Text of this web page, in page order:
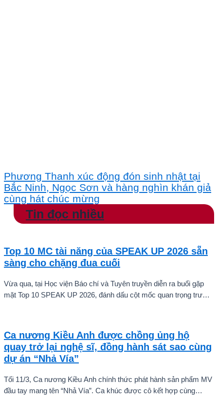
Phương Thanh xúc động đón sinh nhật tại
Bắc Ninh, Ngọc Sơn và hàng nghìn khán giả
cùng hát chúc mừng
Tin đọc nhiều
Top 10 MC tài năng của SPEAK UP 2026 sẵn
sàng cho chặng đua cuối
Vừa qua, tại Học viện Báo chí và Tuyên truyền diễn ra buổi gặp
mặt Top 10 SPEAK UP 2026, đánh dấu cột mốc quan trọng trước
Ca nương Kiều Anh được chồng ủng hộ
quay trở lại nghệ sĩ, đồng hành sát sao cùng
dự án “Nhả Vía”
Tối 11/3, Ca nương Kiều Anh chính thức phát hành sản phẩm MV
đầu tay mang tên “Nhả Vía”. Ca khúc được cô kết hợp cùng